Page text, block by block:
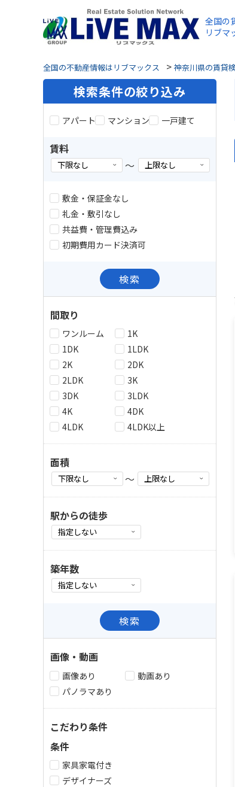
全国の
リブマ
全国の不動産情報はリブマックス > 神奈川県の賃貸
検索条件の絞り込み
アパート マンション 一戸建て
賃料
～
敷金・保証金なし
礼金・敷引なし
共益費・管理費込み
初期費用カード決済可
検索
間取り
ワンルーム
1K
1DK
1LDK
2K
2DK
2LDK
3K
3DK
3LDK
4K
4DK
4LDK
4LDK以上
面積
～
駅からの徒歩
築年数
検索
画像・動画
画像あり
動画あり
パノラマあり
こだわり条件
条件
家具家電付き
デザイナーズ